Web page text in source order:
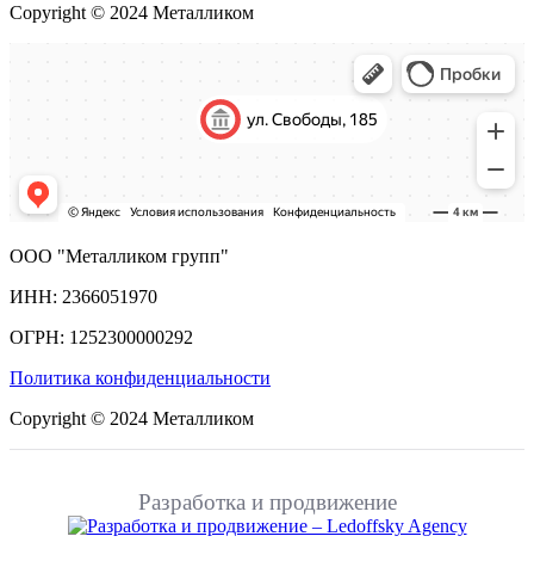
Copyright © 2024 Металликом
ООО "Металликом групп"
ИНН: 2366051970
ОГРН: 1252300000292
Политика конфиденциальности
Copyright © 2024 Металликом
Разработка и продвижение